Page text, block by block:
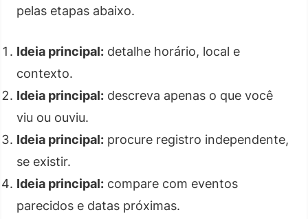
pelas etapas abaixo.
Ideia principal: detalhe horário, local e
contexto.
Ideia principal: descreva apenas o que você
viu ou ouviu.
Ideia principal: procure registro independente,
se existir.
Ideia principal: compare com eventos
parecidos e datas próximas.